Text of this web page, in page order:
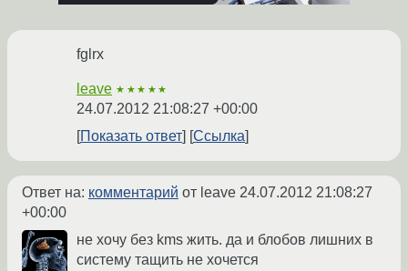
fglrx
leave ★★★★★
24.07.2012 21:08:27 +00:00
Показать ответ
Ссылка
Ответ на: комментарий от leave 24.07.2012 21:08:27
+00:00
не хочу без kms жить. да и блобов лишних в
систему тащить не хочется